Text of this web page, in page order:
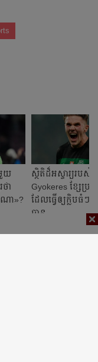
មួយ​
ា
ណា​»?
​ស្ថិតិ​ដ៏​អស្ចារ្យ​​របស់
Gyokeres ខ្សែ​ប្រយុ
ដែល​​ធ្វើ​ឲ្យ​ក្លិប​ធំៗ​
បាន​